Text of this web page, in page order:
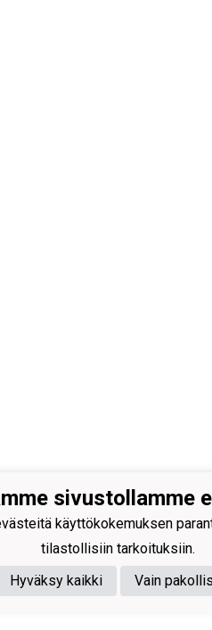
sivustollamme
käyttökokemuksen
tilastollisiin tarkoituksiin.
Hyväksy kaikki
Vain